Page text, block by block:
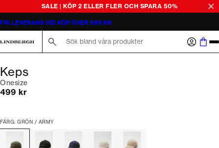
SALE | KÖP 2 ELLER FLER OCH SPARA 50%
FRI LEVERANS VID KÖP ÖVER 599 KR
Keps
Onesize
Nuvarande pris
499 kr
FÄRG: GRÖN / ARMY